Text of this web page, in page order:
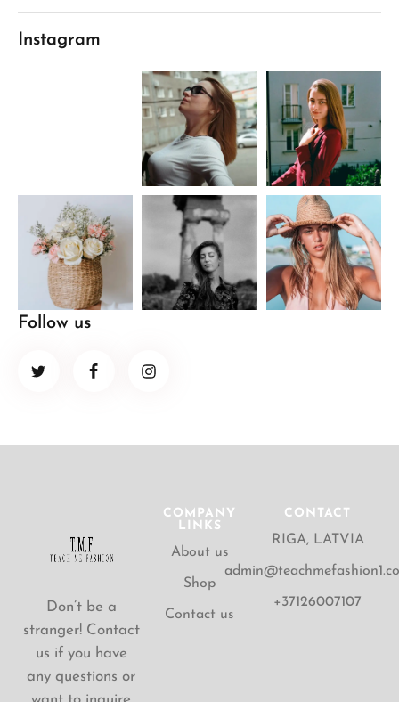
Instagram
Follow us
Don’t be a
stranger! Contact
us if you have
any questions or
COMPANY
LINKS
About us
Shop
Contact us
CONTACT
RIGA, LATVIA
+37126007107